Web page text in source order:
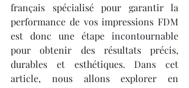
français spécialisé pour garantir la
performance de vos impressions FDM
est donc une étape incontournable
pour obtenir des résultats précis,
durables et esthétiques. Dans cet
article, nous allons explorer en